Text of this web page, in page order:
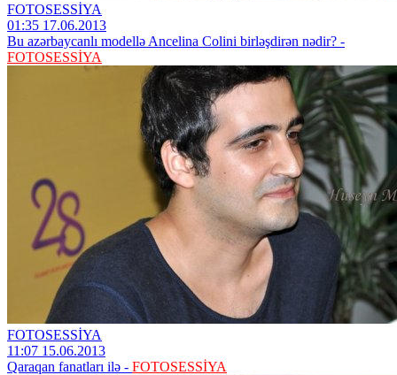
FOTOSESSİYA
01:35 17.06.2013
Bu azərbaycanlı modellə Ancelina Colini birləşdirən nədir? -
FOTOSESSİYA
FOTOSESSİYA
11:07 15.06.2013
Qaraqan fanatları ilə - FOTOSESSİYA